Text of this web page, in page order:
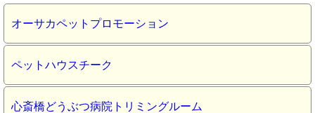
オーサカペットプロモーション
ペットハウスチーク
心斎橋どうぶつ病院トリミングルーム